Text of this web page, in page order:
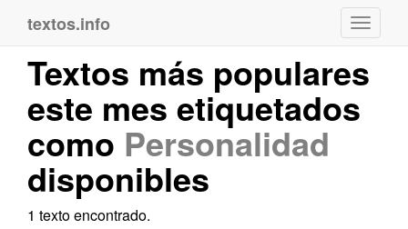
textos.info
Textos más populares
este mes etiquetados
como Personalidad
disponibles
1 texto encontrado.